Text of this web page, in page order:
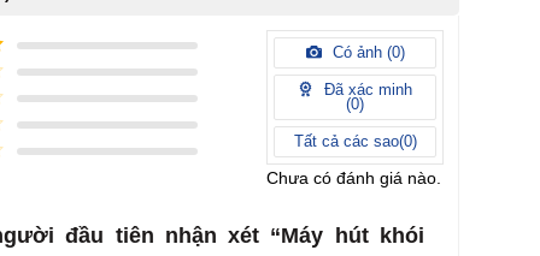
Có ảnh (0)
Đã xác minh
(0)
Tất cả các sao(0)
Chưa có đánh giá nào.
đầu tiên nhận xét “Máy hút khói